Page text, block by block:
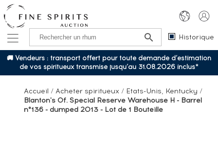
Historique
🚚 Vendeurs : transport offert pour toute demande d’estimation
de vos spiritueux transmise jusqu’au 31.08.2026 inclus*
Accueil / Acheter spiritueux / Etats-Unis, Kentucky /
Blanton's Of. Special Reserve Warehouse H - Barrel
n°136 - dumped 2013 - Lot de 1 Bouteille